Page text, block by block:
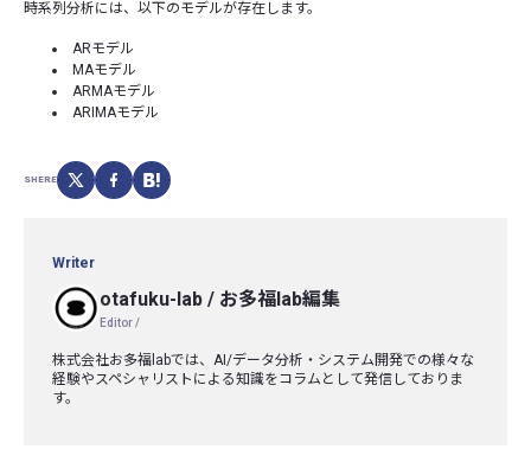
時系列分析には、以下のモデルが存在します。
ARモデル
MAモデル
ARMAモデル
ARIMAモデル
SHERE
Writer
otafuku-lab / お多福lab編集
Editor /
株式会社お多福labでは、AI/データ分析・システム開発での様々な
経験やスペシャリストによる知識をコラムとして発信しておりま
す。